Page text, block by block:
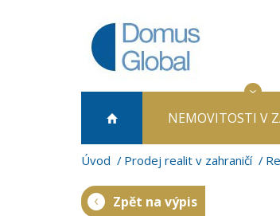
NEMOVITOSTI V
Úvod Prodej realit v zahraničí
Zpět na výpis